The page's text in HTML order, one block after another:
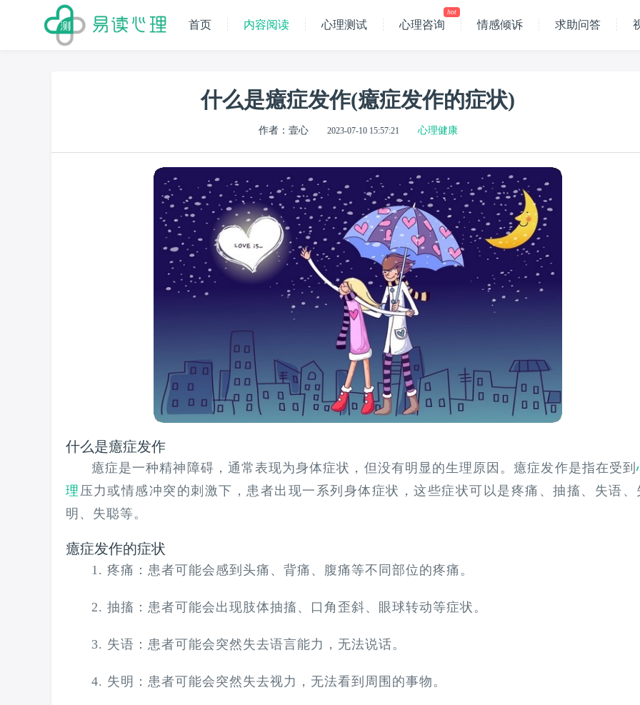
首页 内容阅读 心理测试 心理咨询
hot
情感倾诉 求助问答
什么是癔症发作(癔症发作的症状)
作者：壹心 2023-07-10 15:57:21 心理健康
什么是癔症发作
癔症是一种精神障碍，通常表现为身体症状，但没有明显的生理原因。癔症发作是指在受到
理 压力或情感冲突的刺激下，患者出现一系列身体症状，这些症状可以是疼痛、抽搐、失语、
明、失聪等。
癔症发作的症状
1. 疼痛：患者可能会感到头痛、背痛、腹痛等不同部位的疼痛。
2. 抽搐：患者可能会出现肢体抽搐、口角歪斜、眼球转动等症状。
3. 失语：患者可能会突然失去语言能力，无法说话。
4. 失明：患者可能会突然失去视力，无法看到周围的事物。